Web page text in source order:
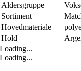
Aldersgruppe
Sortiment
Hovedmateriale
Hold
Loading...
Loading...